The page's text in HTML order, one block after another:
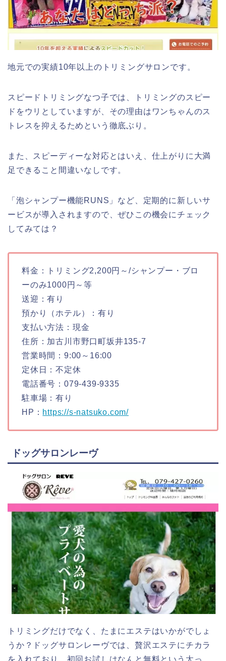
地元での実績10年以上のトリミングサロンです。
スピードトリミングなつ子では、トリミングのスピー
ドをウリとしていますが、その理由はワンちゃんのス
トレスを抑えるためという徹底ぶり。
また、スピーディーな対応とはいえ、仕上がりに大満
足できること間違いなしです。
「泡シャンプー機能RUNS」など、定期的に新しいサ
ービスが導入されますので、ぜひこの機会にチェック
してみては？
料金：トリミング2,200円～/シャンプー・ブロ
ーのみ1000円～等
送迎：有り
預かり（ホテル）：有り
支払い方法：現金
住所：加古川市野口町坂井135-7
営業時間：9:00～16:00
定休日：不定休
電話番号：079-439-9335
駐車場：有り
HP： https://s-natsuko.com/
ドッグサロンレーヴ
トリミングだけでなく、たまにエステはいかがでしょ
うか？ドッグサロンレーヴでは、贅沢エステにチカラ
を入れており、初回お試しはなんと無料という太っ